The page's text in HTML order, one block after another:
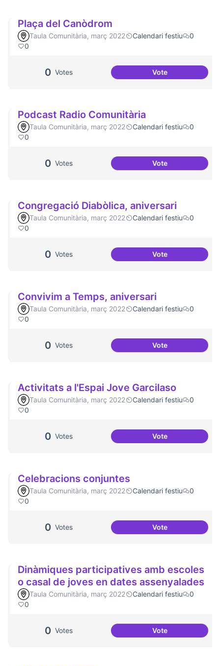
Plaça del Canòdrom
Taula Comunitària, març 2022 Calendari festiu
0
0
0 Votes VotePlaça del
Podcast Radio Comunitària
Taula Comunitària, març 2022 Calendari festiu
0
0
0 Votes VotePodcast Radio
Congregació Diabòlica, aniversari
Taula Comunitària, març 2022 Calendari festiu
0
0
0 Votes VoteCongregació
Convivim a Temps, aniversari
Taula Comunitària, març 2022 Calendari festiu
0
0
0 Votes VoteConvivim a
Activitats a l'Espai Jove Garcilaso
Taula Comunitària, març 2022 Calendari festiu
0
0
0 Votes VoteActivitats a
Celebracions conjuntes
Taula Comunitària, març 2022 Calendari festiu
0
0
0 Votes VoteCelebracions
Dinàmiques participatives amb escoles
o casal de joves en dates assenyalades
Taula Comunitària, març 2022 Calendari festiu
0
0
0 Votes VoteDinàmiques